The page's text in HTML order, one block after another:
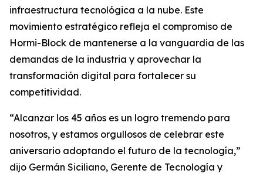
infraestructura tecnológica a la nube. Este
movimiento estratégico refleja el compromiso de
Hormi-Block de mantenerse a la vanguardia de las
demandas de la industria y aprovechar la
transformación digital para fortalecer su
competitividad.
“Alcanzar los 45 años es un logro tremendo para
nosotros, y estamos orgullosos de celebrar este
aniversario adoptando el futuro de la tecnología,”
dijo Germán Siciliano, Gerente de Tecnología y